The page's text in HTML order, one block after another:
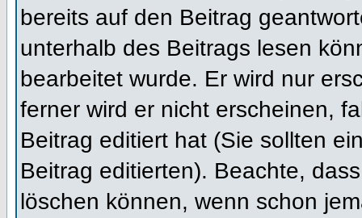
bereits auf den Beitrag
unterhalb des Beitrags lesen
bearbeitet wurde. Er wird nur
ferner wird er nicht erscheinen,
Beitrag editiert hat (Sie sollten
Beitrag editierten). Beachte,
löschen können, wenn schon